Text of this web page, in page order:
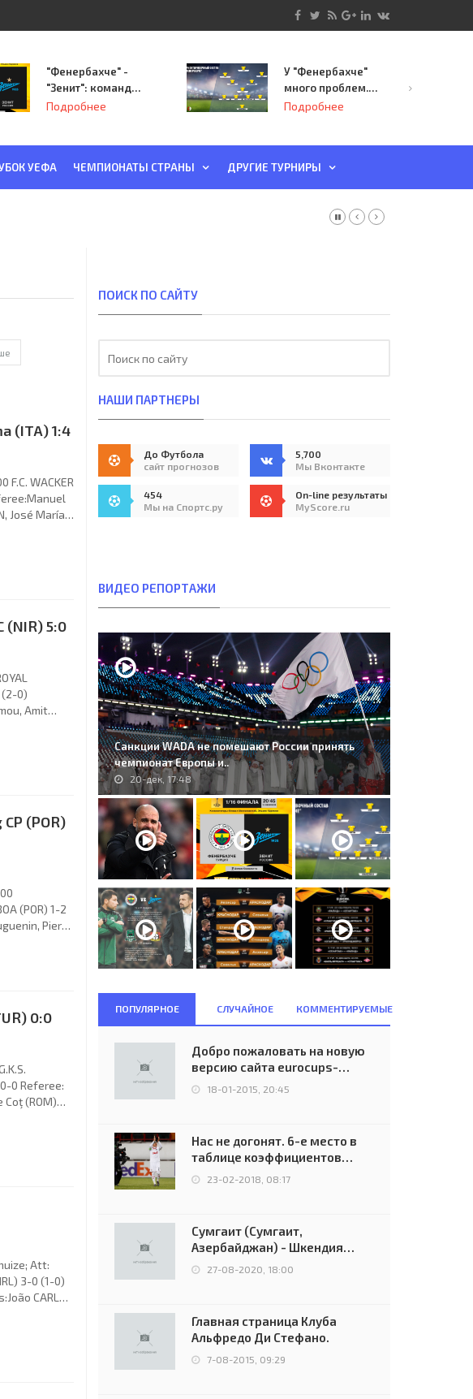
"Фенербахче" -
"Зенит": команда
Семака начинает
Подробнее
У "Фенербахче"
много проблем.
Но он опасен для
Подробнее
УЕФА ЧЕМПИОНАТЫ СТРАНЫ ДРУГИЕ ТУРНИРЫ
(ITA) 1:4
WACKER
José María
(NIR) 5:0
(2-0)
Amit
5-0 Michaël
(POR)
(POR) 1-2
Pierre
(coach:
0:0
0-0 Referee:
(ROM)
Att:
3-0 (1-0)
CARLOS
Brom 55; 3-
ПОИСК ПО САЙТУ
НАШИ ПАРТНЕРЫ
До Футбола
сайт прогнозов
5,700
Мы Вконтакте
454
Мы на Спортс.ру
On-line результаты
MyScore.ru
ВИДЕО РЕПОРТАЖИ
Санкции WADA не помешают России принять
чемпионат Европы и..
20-дек, 17:48
ПОПУЛЯРНОЕ СЛУЧАЙНОЕ КОММЕНТИРУЕМЫЕ
Добро пожаловать на новую
версию сайта eurocups-
uefa.ru
18-01-2015, 20:45
Нас не догонят. 6-е место в
таблице коэффициентов
УЕФА остаётся за Россией
23-02-2018, 08:17
Сумгаит (Сумгаит,
Азербайджан) - Шкендия
(Тетово, Северная
Македония) - 0:2 (0:0)
27-08-2020, 18:00
Главная страница Клуба
Альфредо Ди Стефано.
7-08-2015, 09:29